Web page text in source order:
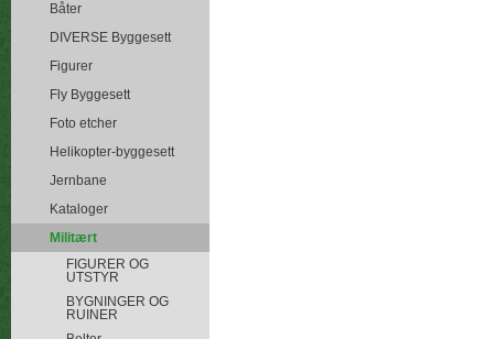
Båter
DIVERSE Byggesett
Figurer
Fly Byggesett
Foto etcher
Helikopter-byggesett
Jernbane
Kataloger
Militært
FIGURER OG
UTSTYR
BYGNINGER OG
RUINER